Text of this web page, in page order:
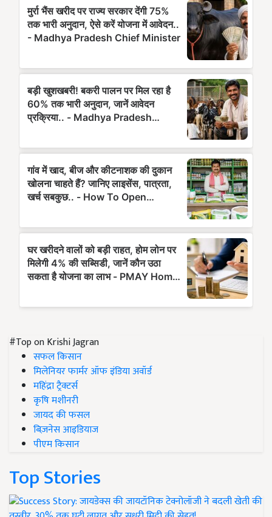
#Top on Krishi Jagran
सफल किसान
मिलेनियर फार्मर ऑफ इंडिया अवॉर्ड
महिंद्रा ट्रैक्टर्स
कृषि मशीनरी
जायद की फसल
बिज़नेस आइडियाज
पीएम किसान
Top Stories